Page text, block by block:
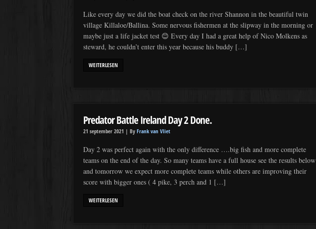
Like every day we did the boat check on the river Shannon in the beautiful twin
village Killaloe/Ballina. Some nervous fishermen at the slipway in the morning or
maybe just a life jacket test 😊 Every day I had a great help of Nico Molkens as
steward, he couldn’t enter this year because his buddy […]
WEITERLESEN
Predator Battle Ireland Day 2 Done.
21 september 2021 | By Frank van Vliet
Day 2 was perfect again with the only difference ….big fish and more complete
teams on the end of the day. So many teams have a full house see the results below
and tomorrow we expect more complete teams while others are improving their
score with bigger ones ( 4 pike, 3 perch and 1 […]
WEITERLESEN